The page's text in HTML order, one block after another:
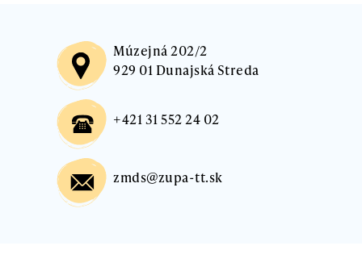
Múzejná 202/2
929 01 Dunajská Streda
+421 31 552 24 02
zmds@zupa-tt.sk